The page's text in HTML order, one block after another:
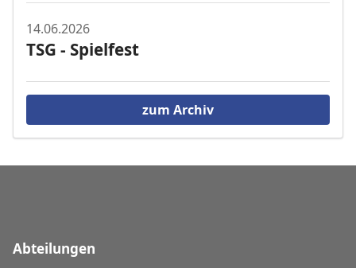
14.06.2026
TSG - Spielfest
zum Archiv
Abteilungen